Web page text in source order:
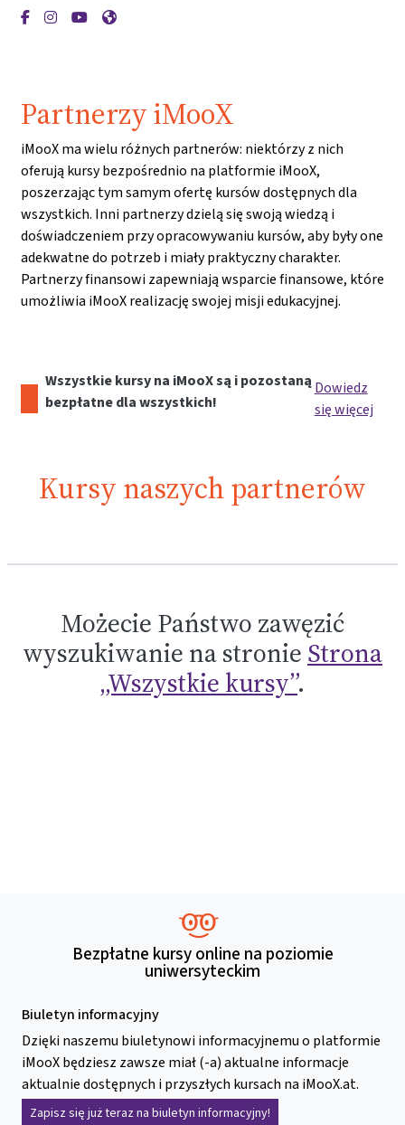
{mlang de}Johannes-Kepler-Universität Linz{mlang}{mlang
{mlang de}Johannes-Kepler-Universität
{mlang de}Johannes-Kepler-Universität
{mlang de}Johannes-Kepler-Universität
Partnerzy iMooX
iMooX ma wielu różnych partnerów: niektórzy z nich
oferują kursy bezpośrednio na platformie iMooX,
poszerzając tym samym ofertę kursów dostępnych dla
wszystkich. Inni partnerzy dzielą się swoją wiedzą i
doświadczeniem przy opracowywaniu kursów, aby były one
adekwatne do potrzeb i miały praktyczny charakter.
Partnerzy finansowi zapewniają wsparcie finansowe, które
umożliwia iMooX realizację swojej misji edukacyjnej.
Wszystkie kursy na iMooX są i pozostaną
bezpłatne dla wszystkich!
Dowiedz
się więcej
Kursy naszych partnerów
Możecie Państwo zawęzić
wyszukiwanie na stronie Strona
„Wszystkie kursy”.
Bezpłatne kursy online na poziomie
uniwersyteckim
Biuletyn informacyjny
Dzięki naszemu biuletynowi informacyjnemu o platformie
iMooX będziesz zawsze miał (-a) aktualne informacje
aktualnie dostępnych i przyszłych kursach na iMooX.at.
Zapisz się już teraz na biuletyn informacyjny!